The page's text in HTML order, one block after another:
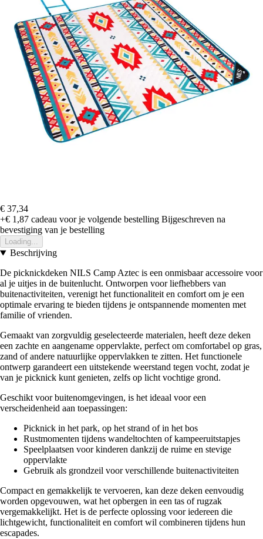
€ 37,34
+€ 1,87 cadeau voor je volgende bestelling Bijgeschreven na
bevestiging van je bestelling
Loading...
Beschrijving
De picknickdeken NILS Camp Aztec is een onmisbaar accessoire voor
al je uitjes in de buitenlucht. Ontworpen voor liefhebbers van
buitenactiviteiten, verenigt het functionaliteit en comfort om je een
optimale ervaring te bieden tijdens je ontspannende momenten met
familie of vrienden.
Gemaakt van zorgvuldig geselecteerde materialen, heeft deze deken
een zachte en aangename oppervlakte, perfect om comfortabel op gras,
zand of andere natuurlijke oppervlakken te zitten. Het functionele
ontwerp garandeert een uitstekende weerstand tegen vocht, zodat je
van je picknick kunt genieten, zelfs op licht vochtige grond.
Geschikt voor buitenomgevingen, is het ideaal voor een
verscheidenheid aan toepassingen:
Picknick in het park, op het strand of in het bos
Rustmomenten tijdens wandeltochten of kampeeruitstapjes
Speelplaatsen voor kinderen dankzij de ruime en stevige
oppervlakte
Gebruik als grondzeil voor verschillende buitenactiviteiten
Compact en gemakkelijk te vervoeren, kan deze deken eenvoudig
worden opgevouwen, wat het opbergen in een tas of rugzak
vergemakkelijkt. Het is de perfecte oplossing voor iedereen die
lichtgewicht, functionaliteit en comfort wil combineren tijdens hun
escapades.